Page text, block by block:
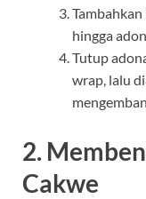
hingga
Tutup
wrap, lalu
2.
Cakwe